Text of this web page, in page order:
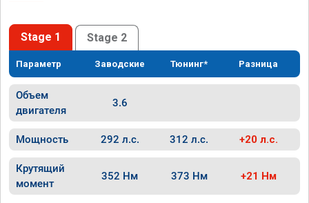
Stage 1 Stage 2
Параметр Заводские Тюнинг* Разница
Объем
двигателя
3.6
Мощность 292 л.с. 312 л.с. +20 л.с.
Крутящий
момент
352 Нм 373 Нм +21 Нм